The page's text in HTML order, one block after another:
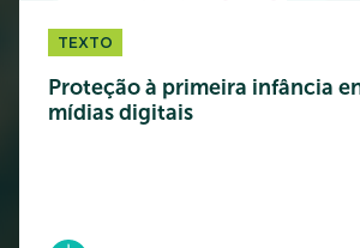
TEXTO
Proteção à primeira infância
mídias digitais